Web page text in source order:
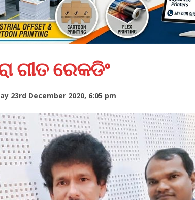
ଗୀତ ରେକଡିଂ
23rd December 2020, 6:05 pm